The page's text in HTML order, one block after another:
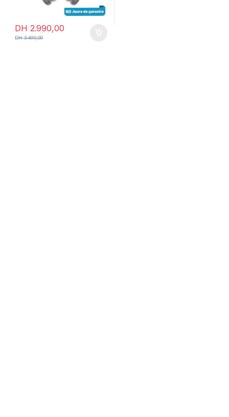
DH 2.990,00
DH3.490,00